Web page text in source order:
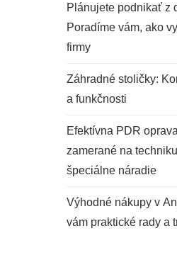
Plánujete podnikať z
Poradíme vám, ako
firmy
Záhradné stoličky:
a funkčnosti
Efektívna PDR
zamerané na
špeciálne náradie
Výhodné nákupy v
vám praktické rady a